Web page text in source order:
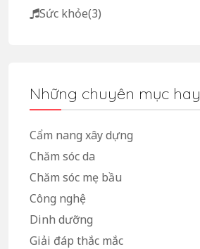
Sức khỏe(3)
Những chuyên mục hay
Cẩm nang xây dựng
Chăm sóc da
Chăm sóc mẹ bầu
Công nghệ
Dinh dưỡng
Giải đáp thắc mắc